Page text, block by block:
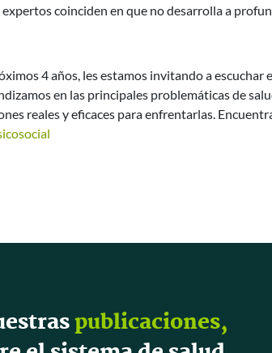
coinciden en que no desarrolla a
4 años, les estamos invitando a escuchar
en las principales problemáticas de
reales y eficaces para enfrentarlas.
publicaciones,